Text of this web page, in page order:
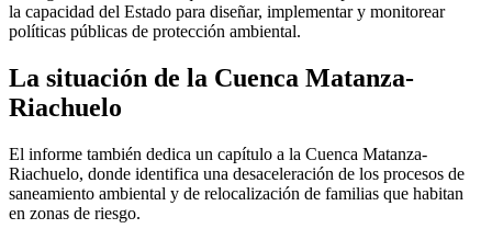
la capacidad del Estado para diseñar, implementar y monitorear
políticas públicas de protección ambiental.
La situación de la Cuenca Matanza-
Riachuelo
El informe también dedica un capítulo a la Cuenca Matanza-
Riachuelo, donde identifica una desaceleración de los procesos de
saneamiento ambiental y de relocalización de familias que habitan
en zonas de riesgo.